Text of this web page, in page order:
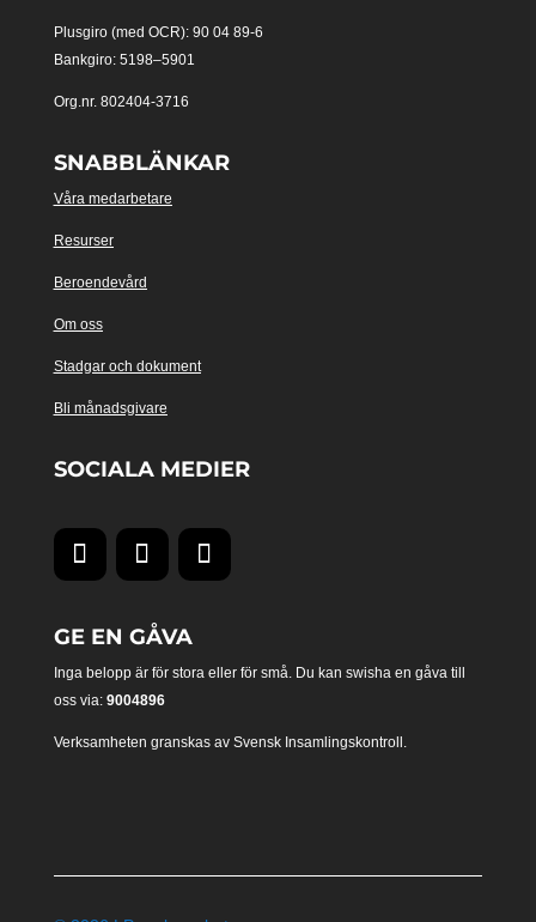
Plusgiro (med OCR): 90 04 89-6
Bankgiro: 5198–5901
Org.nr. 802404-3716
SNABBLÄNKAR
Våra medarbetare
Resurser
Beroendevård
Om oss
Stadgar och dokument
Bli månadsgivare
SOCIALA MEDIER
GE EN GÅVA
Inga belopp är för stora eller för små. Du kan swisha en gåva till
oss via: 9004896
Verksamheten granskas av Svensk Insamlingskontroll.